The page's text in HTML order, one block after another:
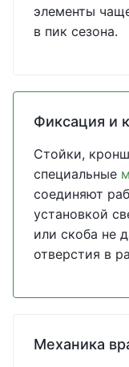
элементы
в пик сезона.
Фиксация и
Стойки,
специальные
соединяют
установкой
или скоба не
отверстия в
Механика